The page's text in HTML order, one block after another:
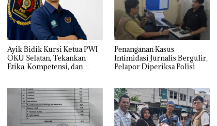
Ayik Bidik Kursi Ketua PWI
OKU Selatan, Tekankan
Etika, Kompetensi, dan
Penanganan Kasus
Intimidasi Jurnalis Bergulir,
Pelapor Diperiksa Polisi